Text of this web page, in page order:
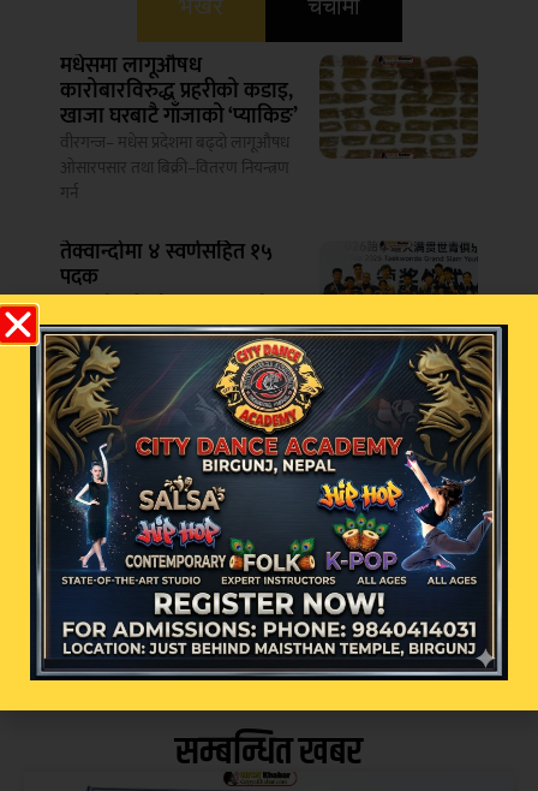
भर्खरै चर्चामा
मधेसमा लागूऔषध
कारोबारविरुद्ध प्रहरीको कडाइ,
खाजा घरबाटै गाँजाको ‘प्याकिङ’
वीरगन्ज– मधेस प्रदेशमा बढ्दो लागूऔषध
ओसारपसार तथा बिक्री–वितरण नियन्त्रण
गर्न
तेक्वान्दोमा ४ स्वर्णसहित १५
पदक
काठमाडौं – चीनको नानजिङमा भएको
तेक्वान्दो ग्रान्डस्लाम युथ लिग फाइनल्समा
मकवानपुरमा घरभित्र
लुकाइराखेको पेस्तोल बरामद,
१९ वर्षीय युवक पक्राउ
मकवानपुर – मकवानपुरको बागमती
गाउँपालिका–९ बेतिनी अगौटेबाट प्रहरीले
एक थान
सम्बन्धित खबर